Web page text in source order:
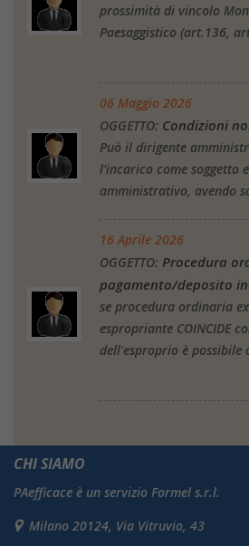
prossimità di vincolo
Paesaggistico (art.136,
06 Maggio 2026
OGGETTO: Condizioni
Può il dirigente
l'incarico come soggetto
amministrativo, avendo
16 Aprile 2026
OGGETTO: Procedura
pagamento/deposito
se procedura ordinaria
espropriante COINCIDE
dell'esproprio è possibile
CHI SIAMO
PAefficace è un servizio Formel s.r.l.
Milano 20124, Via Vitruvio, 43